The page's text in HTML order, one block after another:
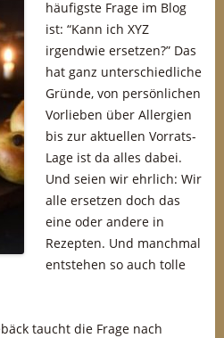
häufigste Frage im Blog
ist: “Kann ich XYZ
irgendwie ersetzen?” Das
hat ganz unterschiedliche
Gründe, von persönlichen
Vorlieben über Allergien
bis zur aktuellen Vorrats-
Lage ist da alles dabei.
Und seien wir ehrlich: Wir
alle ersetzen doch das
eine oder andere in
Rezepten. Und manchmal
entstehen so auch tolle
taucht die Frage nach